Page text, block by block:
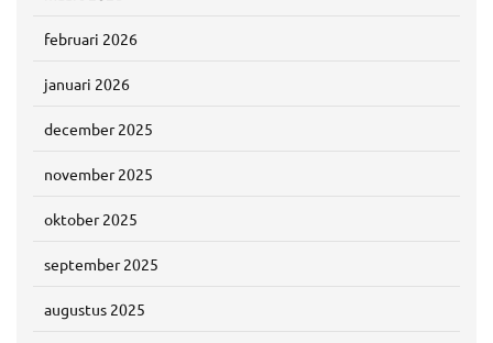
februari 2026
januari 2026
december 2025
november 2025
oktober 2025
september 2025
augustus 2025